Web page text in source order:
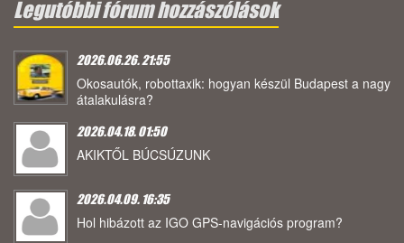
Legutóbbi fórum hozzászólások
2026.06.26. 21:55
Okosautók, robottaxik: hogyan készül Budapest a nagy
átalakulásra?
2026.04.18. 01:50
AKIKTŐL BÚCSÚZUNK
2026.04.09. 16:35
Hol hibázott az IGO GPS-navigációs program?